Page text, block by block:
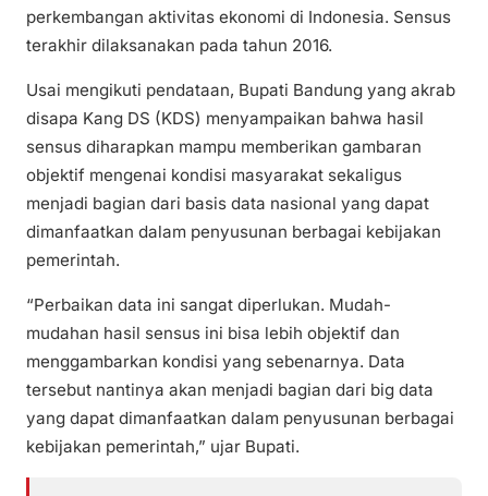
perkembangan aktivitas ekonomi di Indonesia. Sensus
terakhir dilaksanakan pada tahun 2016.
Usai mengikuti pendataan, Bupati Bandung yang akrab
disapa Kang DS (KDS) menyampaikan bahwa hasil
sensus diharapkan mampu memberikan gambaran
objektif mengenai kondisi masyarakat sekaligus
menjadi bagian dari basis data nasional yang dapat
dimanfaatkan dalam penyusunan berbagai kebijakan
pemerintah.
“Perbaikan data ini sangat diperlukan. Mudah-
mudahan hasil sensus ini bisa lebih objektif dan
menggambarkan kondisi yang sebenarnya. Data
tersebut nantinya akan menjadi bagian dari big data
yang dapat dimanfaatkan dalam penyusunan berbagai
kebijakan pemerintah,” ujar Bupati.